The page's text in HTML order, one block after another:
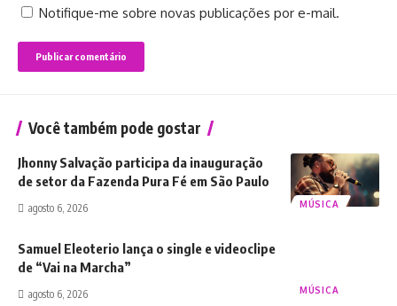
Notifique-me sobre novas publicações por e-mail.
Você também pode gostar
MÚSICA
Jhonny Salvação participa da inauguração
de setor da Fazenda Pura Fé em São Paulo
agosto 6, 2026
MÚSICA
Samuel Eleoterio lança o single e videoclipe
de “Vai na Marcha”
agosto 6, 2026